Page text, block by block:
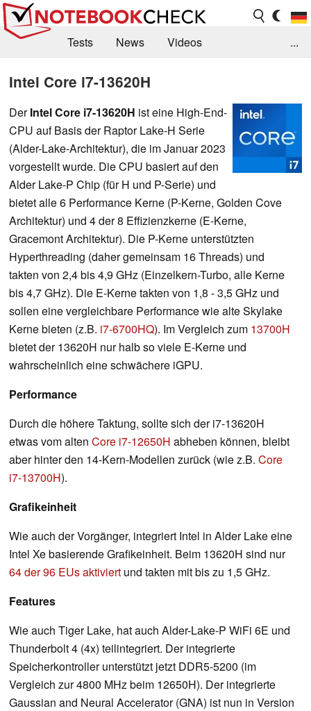
Tests News
Videos
Forum
...
Intel Core i7-13620H
DerIntel Core i7-13620H ist eine High-End-
CPU auf Basis der Raptor Lake-H Serie
(Alder-Lake-Architektur), die im Januar 2023
vorgestellt wurde. Die CPU basiert auf den
Alder Lake-P Chip (für H und P-Serie) und
bietet alle 6 Performance Kerne (P-Kerne, Golden Cove
Architektur) und 4 der 8 Effizienzkerne (E-Kerne,
Gracemont Architektur). Die P-Kerne unterstützten
Hyperthreading (daher gemeinsam 16 Threads) und
takten von 2,4 bis 4,9 GHz (Einzelkern-Turbo, alle Kerne
bis 4,7 GHz). Die E-Kerne takten von 1,8 - 3,5 GHz und
sollen eine vergleichbare Performance wie alte Skylake
Kerne bieten (z.B. i7-6700HQ). Im Vergleich zum 13700H
bietet der 13620H nur halb so viele E-Kerne und
wahrscheinlich eine schwächere iGPU.
Performance
Durch die höhere Taktung, sollte sich der i7-13620H
etwas vom alten Core i7-12650H abheben können, bleibt
aber hinter den 14-Kern-Modellen zurück (wie z.B. Core
i7-13700H).
Grafikeinheit
Wie auch der Vorgänger, integriert Intel in Alder Lake eine
Intel Xe basierende Grafikeinheit. Beim 13620H sind nur
64 der 96 EUs aktiviert und takten mit bis zu 1,5 GHz.
Features
Wie auch Tiger Lake, hat auch Alder-Lake-P WiFi 6E und
Thunderbolt 4 (4x) teilintegriert. Der integrierte
Speicherkontroller unterstützt jetzt DDR5-5200 (im
Vergleich zur 4800 MHz beim 12650H). Der integrierte
Gaussian and Neural Accelerator (GNA) ist nun in Version